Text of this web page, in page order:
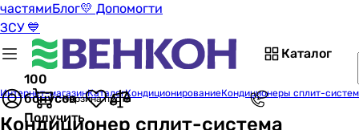
частямиБлог💛 Допомогти
ЗСУ 💙
Каталог
100
бонусов
Получить
Корзина пуста
Интернет-магазинКаталогКондиционированиеКондиционеры сплит-
Кондиционер сплит-система